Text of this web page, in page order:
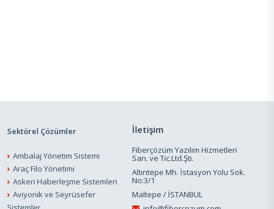
Sektörel Çözümler
Ambalaj Yönetim Sistemi
Araç Filo Yönetimi
Askeri Haberleşme Sistemleri
Aviyonik ve Seyrüsefer
İletişim
Fiberçözüm Yazılım Hizmetleri
San. ve Tic.Ltd.Şti.
Altıntepe Mh. İstasyon Yolu Sok.
No:3/1
Maltepe / İSTANBUL